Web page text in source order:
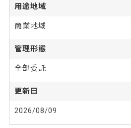
用途地域
商業地域
管理形態
全部委託
更新日
2026/08/09